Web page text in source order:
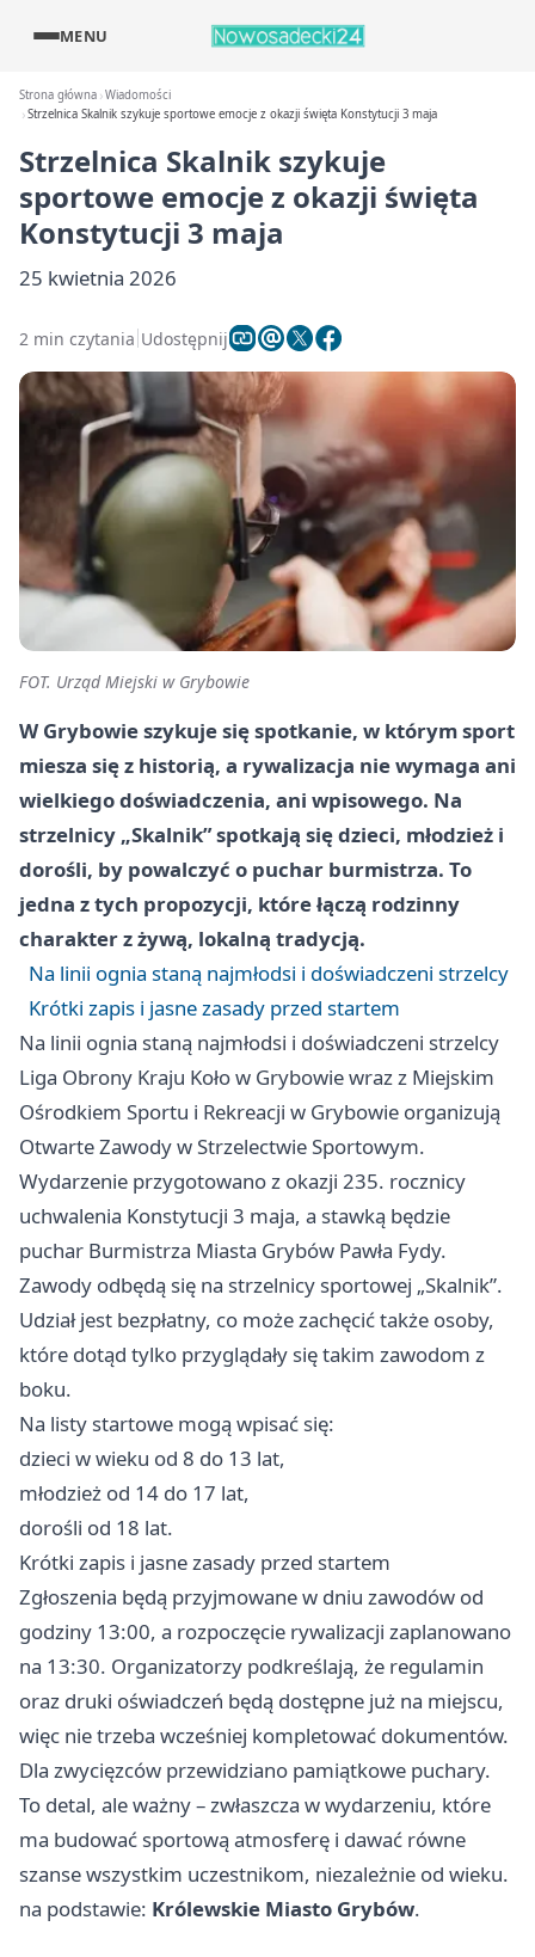
MENU
Strona główna Wiadomości
Strzelnica Skalnik szykuje sportowe emocje z okazji święta Konstytucji 3 maja
Strzelnica Skalnik szykuje
sportowe emocje z okazji święta
Konstytucji 3 maja
25 kwietnia 2026
2 min czytania Udostępnij
FOT. Urząd Miejski w Grybowie
W Grybowie szykuje się spotkanie, w którym sport
miesza się z historią, a rywalizacja nie wymaga ani
wielkiego doświadczenia, ani wpisowego. Na
strzelnicy „Skalnik” spotkają się dzieci, młodzież i
dorośli, by powalczyć o puchar burmistrza. To
jedna z tych propozycji, które łączą rodzinny
charakter z żywą, lokalną tradycją.
Na linii ognia staną najmłodsi i doświadczeni strzelcy
Krótki zapis i jasne zasady przed startem
Na linii ognia staną najmłodsi i doświadczeni strzelcy
Liga Obrony Kraju Koło w Grybowie wraz z Miejskim
Ośrodkiem Sportu i Rekreacji w Grybowie organizują
Otwarte Zawody w Strzelectwie Sportowym.
Wydarzenie przygotowano z okazji 235. rocznicy
uchwalenia Konstytucji 3 maja, a stawką będzie
puchar Burmistrza Miasta Grybów Pawła Fydy.
Zawody odbędą się na strzelnicy sportowej „Skalnik”.
Udział jest bezpłatny, co może zachęcić także osoby,
które dotąd tylko przyglądały się takim zawodom z
boku.
Na listy startowe mogą wpisać się:
dzieci w wieku od 8 do 13 lat,
młodzież od 14 do 17 lat,
dorośli od 18 lat.
Krótki zapis i jasne zasady przed startem
Zgłoszenia będą przyjmowane w dniu zawodów od
godziny 13:00, a rozpoczęcie rywalizacji zaplanowano
na 13:30. Organizatorzy podkreślają, że regulamin
oraz druki oświadczeń będą dostępne już na miejscu,
więc nie trzeba wcześniej kompletować dokumentów.
Dla zwycięzców przewidziano pamiątkowe puchary.
To detal, ale ważny – zwłaszcza w wydarzeniu, które
ma budować sportową atmosferę i dawać równe
szanse wszystkim uczestnikom, niezależnie od wieku.
na podstawie: Królewskie Miasto Grybów.